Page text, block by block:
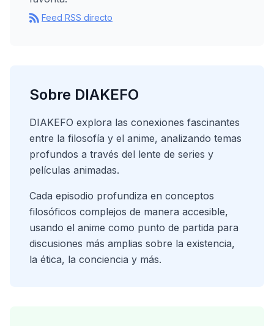
Feed RSS directo
Sobre DIAKEFO
DIAKEFO explora las conexiones fascinantes
entre la filosofía y el anime, analizando temas
profundos a través del lente de series y
películas animadas.
Cada episodio profundiza en conceptos
filosóficos complejos de manera accesible,
usando el anime como punto de partida para
discusiones más amplias sobre la existencia,
la ética, la conciencia y más.